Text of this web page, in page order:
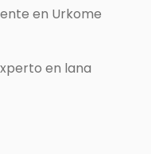
en Urkome
en lana